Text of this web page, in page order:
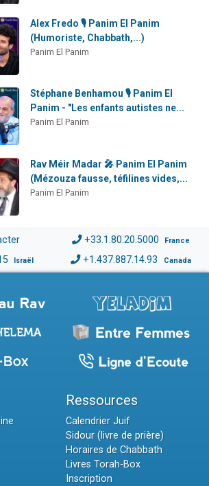
Alex Fredo 🎙️ Panim El Panim
(Humoriste, Chabbath,...)
Panim El Panim
Stéphane Benhamou 🎙️ Panim El
Panim - "Les enfants autistes ne...
Panim El Panim
Rav Méir Madar 🎤 Panim El Panim
(Mézouza fausse, téfilines vides,...
Panim El Panim
+33.1.80.20.5000 France
Israël +1.437.887.14.93 Canada
Ressources
Calendrier Juif
Sidour (livre de prière)
Horaires de Chabbath
Livres Torah-Box
Inscription